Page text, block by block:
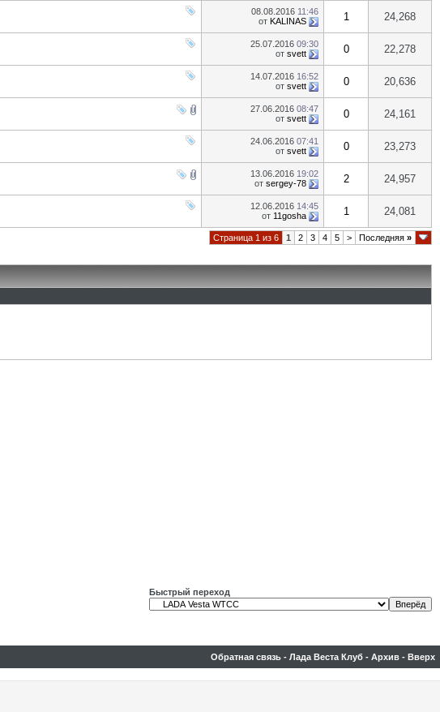
08.08.2016 11:46
от KALINAS 1 24,268
25.07.2016 09:30
от svett 0 22,278
14.07.2016 16:52
от svett 0 20,636
27.06.2016 08:47
от svett 0 24,161
24.06.2016 07:41
от svett 0 23,273
13.06.2016 19:02
от sergey-78 2 24,957
12.06.2016 14:45
от 11gosha 1 24,081
Страница 1 из 6 1 2 3 4 5 > Последняя »
Быстрый переход
Обратная связь - Лада Веста Клуб - Архив - Вверх